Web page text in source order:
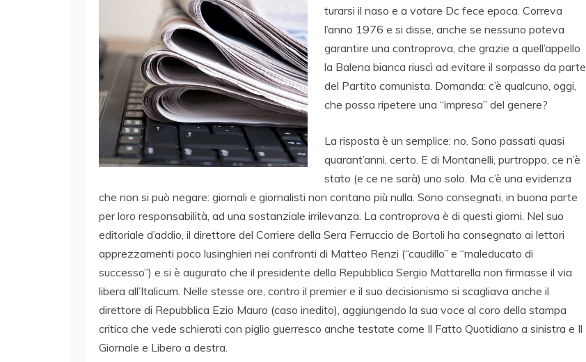
turarsi il naso e a votare Dc fece epoca. Correva
l’anno 1976 e si disse, anche se nessuno poteva
garantire una controprova, che grazie a quell’appello
la Balena bianca riuscì ad evitare il sorpasso da parte
del Partito comunista. Domanda: c’è qualcuno, oggi,
che possa ripetere una “impresa” del genere?
La risposta è un semplice: no. Sono passati quasi
quarant’anni, certo. E di Montanelli, purtroppo, ce n’è
stato (e ce ne sarà) uno solo. Ma c’è una evidenza
che non si può negare: giornali e giornalisti non contano più nulla. Sono consegnati, in buona parte
per loro responsabilità, ad una sostanziale irrilevanza. La controprova è di questi giorni. Nel suo
editoriale d’addio, il direttore del Corriere della Sera Ferruccio de Bortoli ha consegnato ai lettori
apprezzamenti poco lusinghieri nei confronti di Matteo Renzi (“caudillo” e “maleducato di
successo”) e si è augurato che il presidente della Repubblica Sergio Mattarella non firmasse il via
libera all’Italicum. Nelle stesse ore, contro il premier e il suo decisionismo si scagliava anche il
direttore di Repubblica Ezio Mauro (caso inedito), aggiungendo la sua voce al coro della stampa
critica che vede schierati con piglio guerresco anche testate come Il Fatto Quotidiano a sinistra e Il
Giornale e Libero a destra.